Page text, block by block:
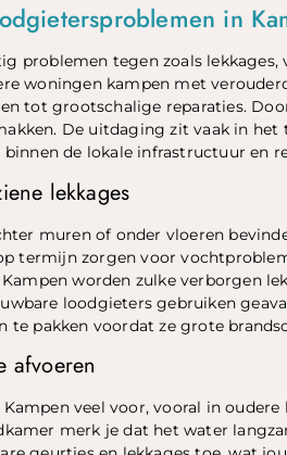
in
problemen tegen zoals
woningen kampen met
tot grootschalige reparaties.
De uitdaging zit vaak in
binnen de lokale infrastructuur en
lekkages
muren of onder vloeren
termijn zorgen voor
worden zulke verborgen
loodgieters gebruiken
pakken voordat ze grote
afvoeren
veel voor, vooral in
merk je dat het water